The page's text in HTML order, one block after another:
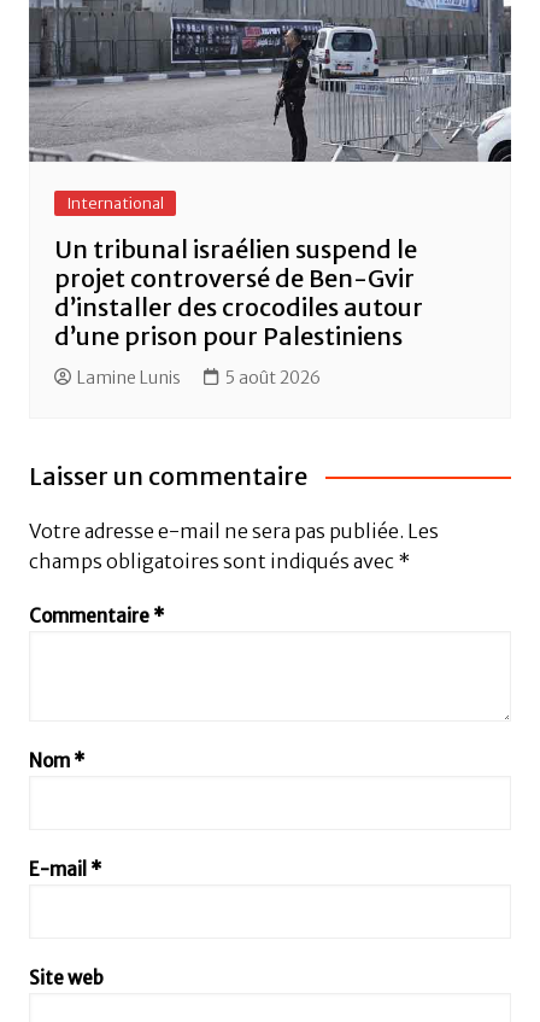
International
Un tribunal israélien suspend le
projet controversé de Ben-Gvir
d’installer des crocodiles autour
d’une prison pour Palestiniens
Lamine Lunis 5 août 2026
Laisser un commentaire
Votre adresse e-mail ne sera pas publiée. Les
champs obligatoires sont indiqués avec *
Commentaire *
Nom *
E-mail *
Site web